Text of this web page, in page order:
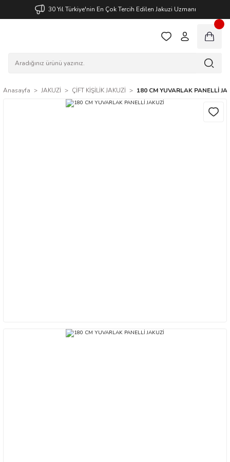
30 Yıl Türkiye'nin En Çok Tercih Edilen Jakuzi Uzmanı
Anasayfa JAKUZİ ÇİFT KİŞİLİK JAKUZİ 180 CM YUVARLAK PANELLİ